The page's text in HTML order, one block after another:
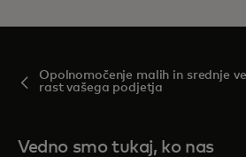
Opolnomočenje malih in srednje
rast vašega podjetja
Vedno smo tukaj, ko nas